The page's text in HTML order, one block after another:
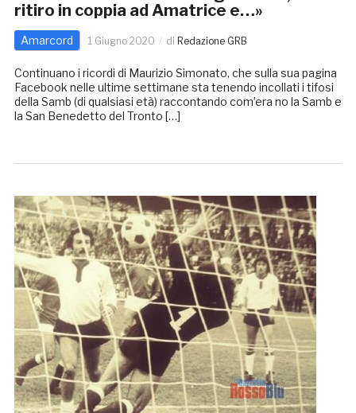
ritiro in coppia ad Amatrice e…»
Amarcord 1 Giugno 2020 di Redazione GRB
Continuano i ricordi di Maurizio Simonato, che sulla sua pagina
Facebook nelle ultime settimane sta tenendo incollati i tifosi
della Samb (di qualsiasi età) raccontando com’era no la Samb e
la San Benedetto del Tronto […]